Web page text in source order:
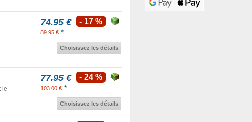
74.95 €
89.95 € *
- 17 %
Choisissez les détails
le
77.95 €
103.00 € *
- 24 %
Choisissez les détails